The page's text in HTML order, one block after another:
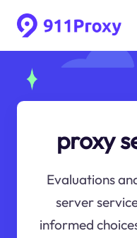
proxy
Evaluations
server
informed